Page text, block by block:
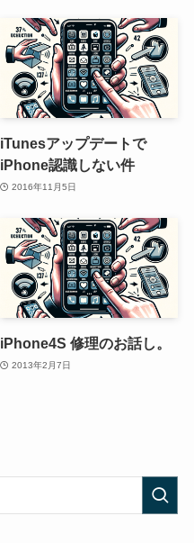
iTunesアップデートで
iPhone認識しない件
2016年11月5日
iPhone4S 修理のお話し。
2013年2月7日